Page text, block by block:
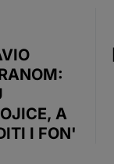
A
I FON'